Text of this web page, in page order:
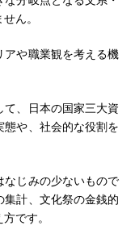
ん。
アや職業観を考える機
て、日本の国家三大資
態や、社会的な役割を
なじみの少ないもので
集計、文化祭の金銭的
です。